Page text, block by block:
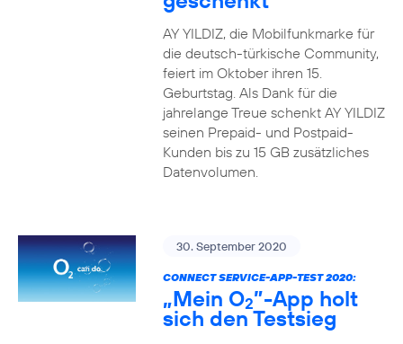
AY YILDIZ, die Mobilfunkmarke für
die deutsch-türkische Community,
feiert im Oktober ihren 15.
Geburtstag. Als Dank für die
jahrelange Treue schenkt AY YILDIZ
seinen Prepaid- und Postpaid-
Kunden bis zu 15 GB zusätzliches
Datenvolumen.
30. September 2020
CONNECT SERVICE-APP-TEST 2020:
„Mein O2”-App holt
sich den Testsieg